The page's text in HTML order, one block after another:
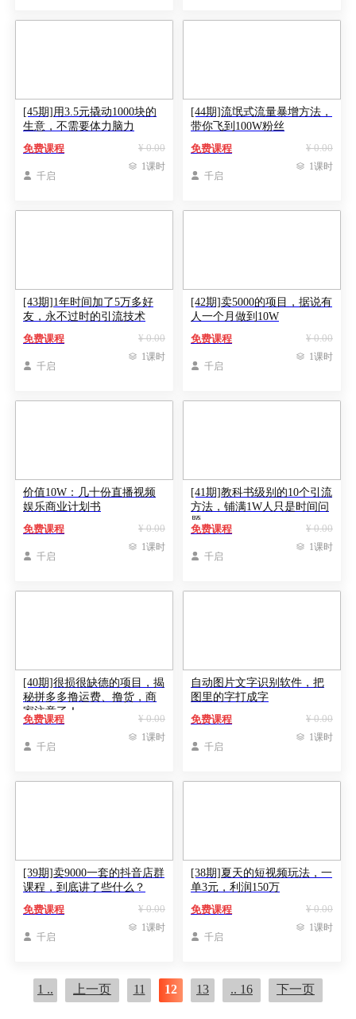
[45期]用3.5元撬动1000块的
生意，不需要体力脑力
¥ 0.00
免费课程
 千启
 1课时
[44期]流氓式流量暴增方法，
带你飞到100W粉丝
¥ 0.00
免费课程
 千启
 1课时
[43期]1年时间加了5万多好
友，永不过时的引流技术
¥ 0.00
免费课程
 千启
 1课时
[42期]卖5000的项目，据说有
人一个月做到10W
¥ 0.00
免费课程
 千启
 1课时
价值10W：几十份直播视频
娱乐商业计划书
¥ 0.00
免费课程
 千启
 1课时
[41期]教科书级别的10个引流
方法，铺满1W人只是时间问
题
¥ 0.00
免费课程
 千启
 1课时
[40期]很损很缺德的项目，揭
秘拼多多撸运费、撸货，商
家注意了！
¥ 0.00
免费课程
 千启
 1课时
自动图片文字识别软件，把
图里的字打成字
¥ 0.00
免费课程
 千启
 1课时
[39期]卖9000一套的抖音店群
课程，到底讲了些什么？
¥ 0.00
免费课程
 千启
 1课时
[38期]夏天的短视频玩法，一
单3元，利润150万
¥ 0.00
免费课程
 千启
 1课时
1 .. 上一页 11 12 13 .. 16 下一页